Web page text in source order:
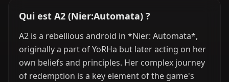
Qui est A2 (Nier:Automata) ?
A2 is a rebellious android in *Nier: Automata*,
originally a part of YoRHa but later acting on her
own beliefs and principles. Her complex journey
of redemption is a key element of the game's